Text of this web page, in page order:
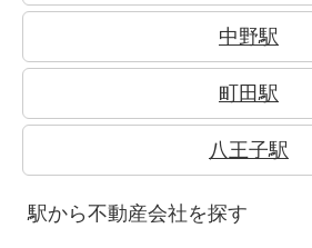
中野駅
町田駅
八王子駅
駅から不動産会社を探す